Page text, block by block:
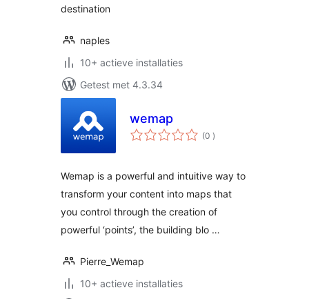
destination
naples
10+ actieve installaties
Getest met 4.3.34
wemap
(0 aantal
beoordelingen
)
Wemap is a powerful and intuitive way to
transform your content into maps that
you control through the creation of
powerful ‘points’, the building blo …
Pierre_Wemap
10+ actieve installaties